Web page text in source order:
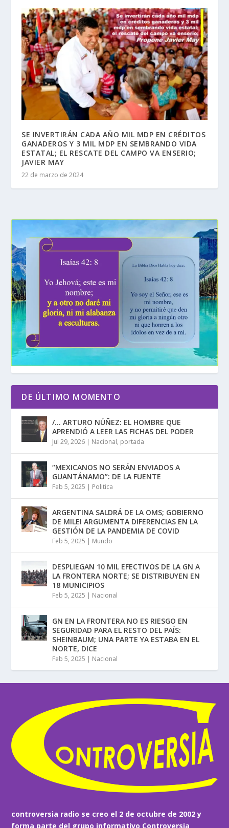
SE INVERTIRÁN CADA AÑO MIL MDP EN CRÉDITOS
GANADEROS Y 3 MIL MDP EN SEMBRANDO VIDA
ESTATAL; EL RESCATE DEL CAMPO VA ENSERIO;
JAVIER MAY
22 de marzo de 2024
DE ÚLTIMO MOMENTO
/… ARTURO NÚÑEZ: EL HOMBRE QUE
APRENDIÓ A LEER LAS FICHAS DEL PODER
Jul 29, 2026 | Nacional, portada
“MEXICANOS NO SERÁN ENVIADOS A
GUANTÁNAMO”: DE LA FUENTE
Feb 5, 2025 | Politica
ARGENTINA SALDRÁ DE LA OMS; GOBIERNO
DE MILEI ARGUMENTA DIFERENCIAS EN LA
GESTIÓN DE LA PANDEMIA DE COVID
Feb 5, 2025 | Mundo
DESPLIEGAN 10 MIL EFECTIVOS DE LA GN A
LA FRONTERA NORTE; SE DISTRIBUYEN EN
18 MUNICIPIOS
Feb 5, 2025 | Nacional
GN EN LA FRONTERA NO ES RIESGO EN
SEGURIDAD PARA EL RESTO DEL PAÍS:
SHEINBAUM; UNA PARTE YA ESTABA EN EL
NORTE, DICE
Feb 5, 2025 | Nacional
controversia radio se creo el 2 de octubre de 2002 y
forma parte del grupo informativo Controversia